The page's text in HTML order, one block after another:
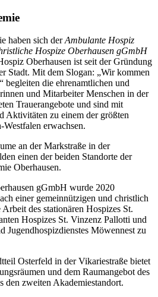
haben sich derAmbulante Hospiz
Hospize Oberhausen gGmbH
Oberhausen ist seit der Gründung
Stadt. Mit dem Slogan: „Wir kommen
begleiten die ehrenamtlichen und
und Mitarbeiter Menschen in der
Trauerangebote und sind mit
Aktivitäten zu einem der größten
erwachsen.
an der Markstraße in der
einen der beiden Standorte der
Oberhausen.
gGmbH wurde 2020
einer gemeinnützigen und christlich
des stationären Hospizes St.
Hospizes St. Vinzenz Pallotti und
Jugendhospizdienstes Möwennest zu
Osterfeld in der Vikariestraße bietet
und dem Raumangebot des
den zweiten Akademiestandort.